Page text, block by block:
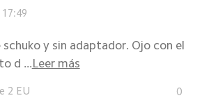
y sin adaptador. Ojo con el
d ...Leer más
2 EU 0